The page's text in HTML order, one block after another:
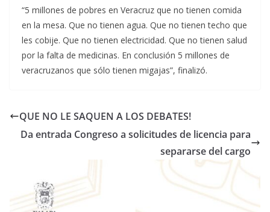
“5 millones de pobres en Veracruz que no tienen comida
en la mesa. Que no tienen agua. Que no tienen techo que
les cobije. Que no tienen electricidad. Que no tienen salud
por la falta de medicinas. En conclusión 5 millones de
veracruzanos que sólo tienen migajas”, finalizó.
QUE NO LE SAQUEN A LOS DEBATES!
Da entrada Congreso a solicitudes de licencia para
separarse del cargo